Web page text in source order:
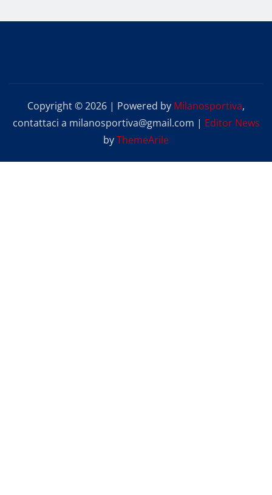
Copyright © 2026 | Powered by Milanosportiva,
contattaci a milanosportiva@gmail.com | Editor News
byThemeArile